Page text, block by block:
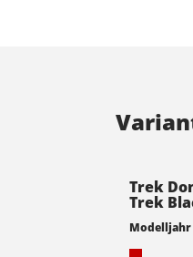
Trek
Trek
Modelljahr